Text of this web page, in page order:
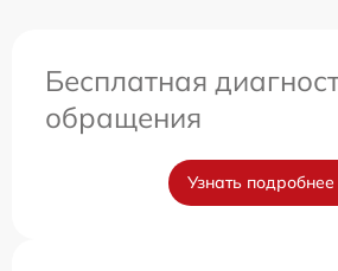
Бесплатная
обращения
Узнать подробнее